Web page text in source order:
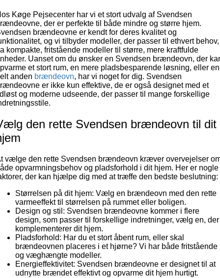
Køge Pejsecenter har vi et stort udvalg af Svendsen
der er perfekte til både mindre og større hjem.
brændeovne er kendt for deres kvalitet og
og vi tilbyder modeller, der passer til ethvert behov,
kompakte, fritstående modeller til større, mere kraftfulde
Uanset om du ønsker en Svendsen brændeovn, der
et stort rum, en mere pladsbesparende løsning, eller en
anden brændeovn, har vi noget for dig. Svendsen
er ikke kun effektive, de er også designet med et
og moderne udseende, der passer til mange forskellige
den rette Svendsen brændeovn til dit
vælge den rette Svendsen brændeovn kræver overvejelser
opvarmningsbehov og pladsforhold i dit hjem. Her er nogle
der kan hjælpe dig med at træffe den bedste beslutning:
Størrelsen på dit hjem: Vælg en brændeovn med den rette
varmeeffekt til størrelsen på rummet eller boligen.
Design og stil: Svendsen brændeovne kommer i flere
design, som passer til forskellige indretninger, vælg en, der
komplementerer dit hjem.
Pladsforhold: Har du et stort åbent rum, eller skal
brændeovnen placeres i et hjørne? Vi har både fritstående
og væghængte modeller.
Energieffektivitet: Svendsen brændeovne er designet til at
udnytte brændet effektivt og opvarme dit hjem hurtigt.